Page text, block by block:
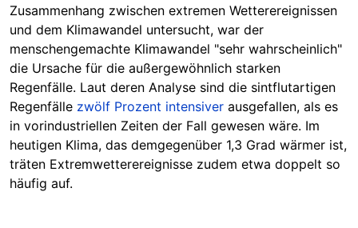
Zusammenhang zwischen extremen Wetterereignissen
und dem Klimawandel untersucht, war der
menschengemachte Klimawandel "sehr wahrscheinlich"
die Ursache für die außergewöhnlich starken
Regenfälle. Laut deren Analyse sind die sintflutartigen
Regenfälle zwölf Prozent intensiver ausgefallen, als es
in vorindustriellen Zeiten der Fall gewesen wäre. Im
heutigen Klima, das demgegenüber 1,3 Grad wärmer ist,
träten Extremwetterereignisse zudem etwa doppelt so
häufig auf.